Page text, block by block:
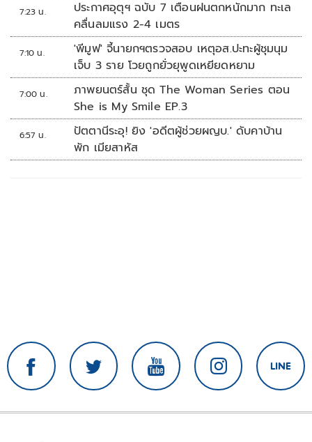
7:23 น.
ประกาศอุตุฯ ฉบับ 7 เตือนฝนตกหนักมาก ทะเล
คลื่นลมแรง 2-4 เมตร
7:10 น.
'พีมูฟ' จี้นายกฯตรวจสอบ เหตุอส.ปะทะผู้ชุมนุม
เจ็บ 3 ราย โวยถูกยั่วยุพูดเหยียดหยาม
7:00 น.
ภาพยนตร์สั้น ชุด The Woman Series ตอน
She is My Smile EP.3
6:57 น.
ปัตตานีระอุ! ยิง 'อดีตผู้ช่วยผญบ.' ดับคาบ้าน
พัก เมียสาหัส